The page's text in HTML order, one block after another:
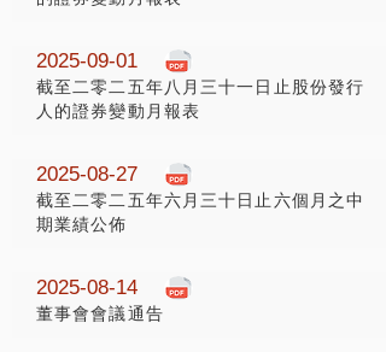
2025-09-01
截至二零二五年八月三十一日止股份發行
人的證券變動月報表
2025-08-27
截至二零二五年六月三十日止六個月之中
期業績公佈
2025-08-14
董事會會議通告